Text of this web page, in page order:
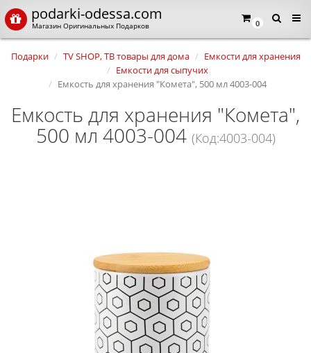
0
podarki-odessa.com
Магазин Оригинальных Подарков
Подарки TV SHOP, ТВ товары для дома
Емкости для хранения
Емкости для сыпучих
Емкость для хранения "Комета", 500 мл 4003-004
Емкость для хранения "Комета",
500 мл 4003-004 (Код:4003-004)